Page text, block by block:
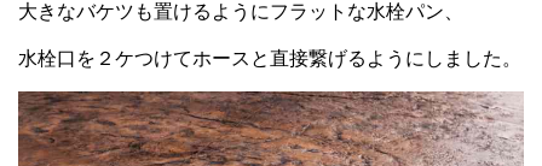
大きなバケツも置けるようにフラットな水栓パン、
水栓口を２ケつけてホースと直接繋げるようにしました。